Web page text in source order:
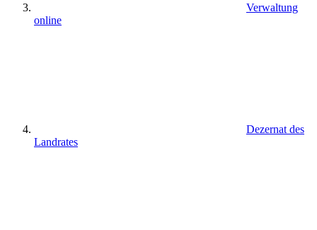
Verwaltung
online
Dezernat des
Landrates